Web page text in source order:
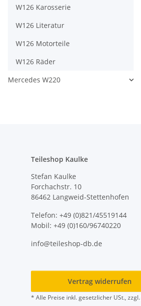
W126 Karosserie
W126 Literatur
W126 Motorteile
W126 Räder
Mercedes W220
Teileshop Kaulke
Stefan Kaulke
Forchachstr. 10
86462 Langweid-Stettenhofen
Telefon: +49 (0)821/45519144
Mobil: +49 (0)160/96740220
info@teileshop-db.de
Vertrag widerrufen
* Alle Preise inkl. gesetzlicher USt., zzgl.